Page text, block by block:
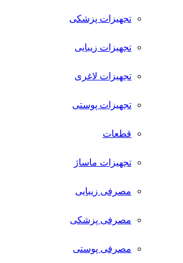
تجهیزات پزشکی
تجهیزات زیبایی
تجهیزات لاغری
تجهیزات پوستی
قطعات
تجهیزات ماساژ
مصرفی زیبایی
مصرفی پزشکی
مصرفی پوستی